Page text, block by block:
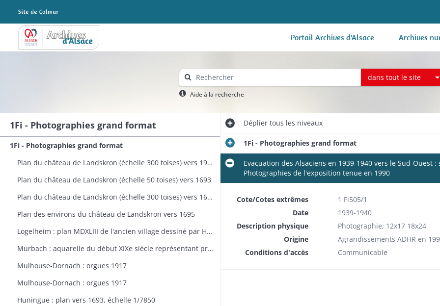
Archives Alsace - Colmar Portail Archives d'Alsace Archives
dans tout le site
Aide à la recherche
1Fi - Photographies grand format
1Fi - Photographies grand format
Plan du château de Landskron (échelle 300 toises) vers 1963
Plan du château de Landskron (échelle 50 toises) vers 1693
Plan du château de Landskron (échelle 300 toises) vers 1693
Plan des environs du château de Landskron vers 1695
Logelheim : plan MDXLIII de l'ancien village dessiné par Haeffelin, curé de Logelheim, vers 1840. Copie de Jean Stoffel
Murbach : aquarelle du début XIXe siècle représentant probablement l'abbaye de Murbach
Mulhouse-Dornach : orgues 1917
Mulhouse-Dornach : orgues 1917
Huningue : plan vers 1693, échelle 1/7850
Dépliertous les niveaux
1Fi - Photographies grand format
Evacuation des Alsaciens en 1939-1940 vers le Sud-
Photographies de l'exposition tenue en 1990
Cote/Cotes extrêmes
1 Fi505/1
Date
1939-1940
Description physique
Photographie; 12x17 18x24
Origine
Agrandissements ADHR en
Conditions d'accès
Communicable